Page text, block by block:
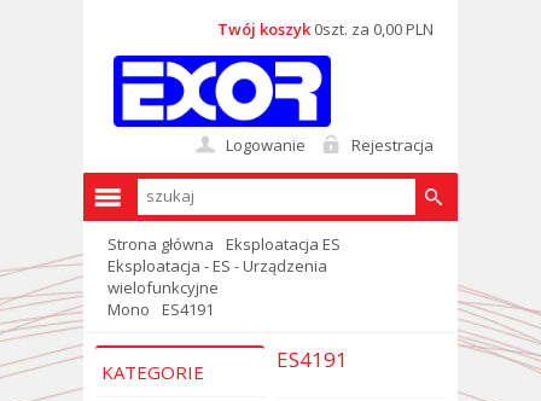
Logowanie Rejestracja
Twój koszyk 0szt. za 0,00 PLN
Strona główna
Eksploatacja ES
Eksploatacja - ES - Urządzenia
wielofunkcyjne
Mono
ES4191
KATEGORIE ES4191